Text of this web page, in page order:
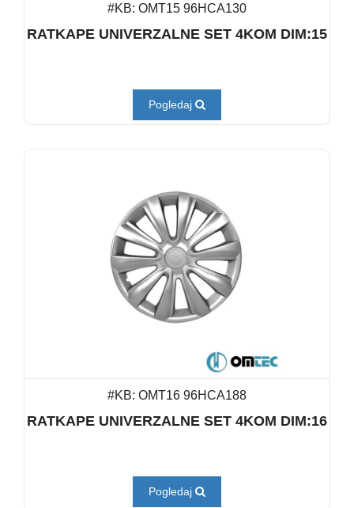
#KB: OMT15 96HCA130
RATKAPE UNIVERZALNE SET 4KOM DIM:15
Pogledaj
#KB: OMT16 96HCA188
RATKAPE UNIVERZALNE SET 4KOM DIM:16
Pogledaj